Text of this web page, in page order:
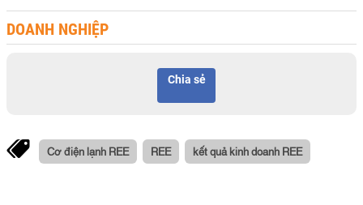
DOANH NGHIỆP
Chia sẻ
Cơ điện lạnh REE REE kết quả kinh doanh REE